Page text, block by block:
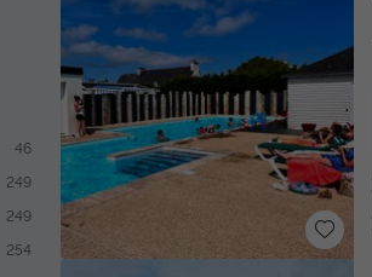
46
249
249
254